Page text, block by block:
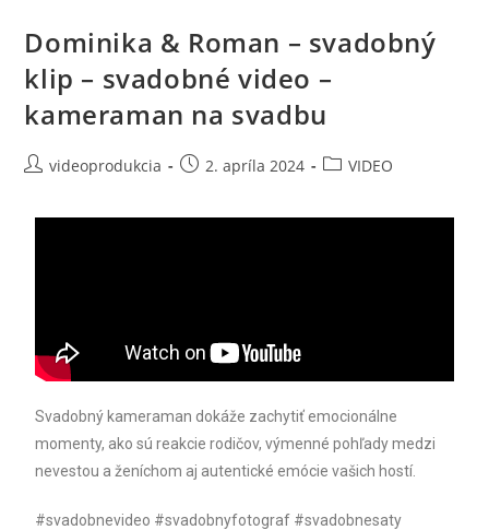
Dominika & Roman – svadobný
klip – svadobné video –
kameraman na svadbu
videoprodukcia 2. apríla 2024 VIDEO
Svadobný kameraman dokáže zachytiť emocionálne
momenty, ako sú reakcie rodičov, výmenné pohľady medzi
nevestou a ženíchom aj autentické emócie vašich hostí.
#svadobnevideo #svadobnyfotograf #svadobnesaty